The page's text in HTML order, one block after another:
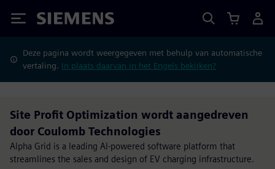
Siemens
Deze pagina wordt weergegeven met behulp van automatische
vertaling. In plaats daarvan in het Engels bekijken?
Site Profit Optimization wordt aangedreven
door Coulomb Technologies
Alpha Grid is a leading AI-powered software platform that
streamlines the sales and design of EV charging infrastructure.